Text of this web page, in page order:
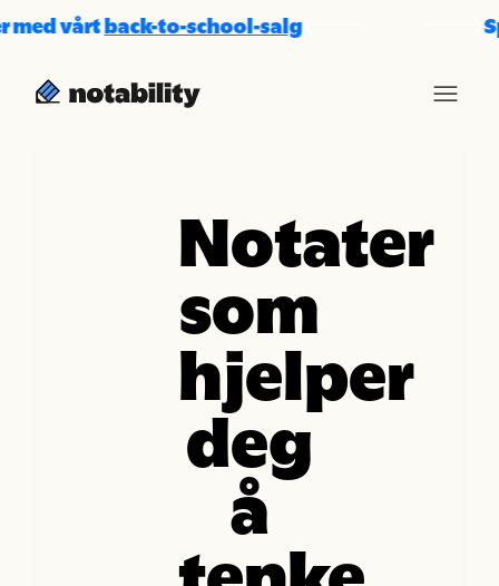
vårtback-to-school-salg
Notater
som
hjelper
deg
å